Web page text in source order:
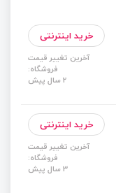
خرید اینترنتی
آخرین تغییر قیمت
فروشگاه:
2 سال پیش
خرید اینترنتی
آخرین تغییر قیمت
فروشگاه:
3 سال پیش